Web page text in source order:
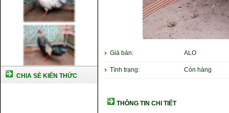
CHIA SẺ KIẾN THỨC
Giá bán: ALO
Tình trạng: Còn hàng
THÔNG TIN CHI TIẾT